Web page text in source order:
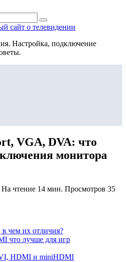
сайт о телевидении
Настройка, подключение
VGA, DVA: что
монитора
На чтение 14 мин. Просмотров 35
чем их отличия?
что лучше для игр
HDMI и miniHDMI